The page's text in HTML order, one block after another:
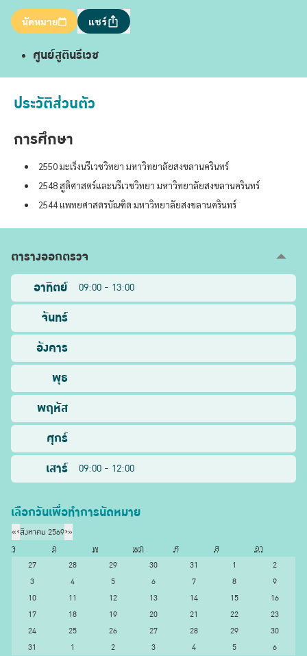
นัดหมาย แชร์
ศูนย์สูตินรีเวช
ประวัติส่วนตัว
การศึกษา
2550 มะเร็งนรีเวชวิทยา มหาวิทยาลัยสงขลานครินทร์
2548 สูติศาสตร์และนรีเวชวิทยา มหาวิทยาลัยสงขลานครินทร์
2544 แพทยศาสตรบัณฑิต มหาวิทยาลัยสงขลานครินทร์
ตารางออกตรวจ
อาทิตย์
09:00 - 13:00
จันทร์
อังคาร
พุธ
พฤหัส
ศุกร์
เสาร์
09:00 - 12:00
เลือกวันเพื่อทำการนัดหมาย
«‹สิงหาคม 2569›»
จ
อ พ พฤ ศ ส
อา
27
28 29 30 31 1
2
3
4 5 6 7 8
9
10
11 12 13 14 15
16
17
18 19 20 21 22
23
24
25 26 27 28 29
30
31
1 2 3 4 5 6